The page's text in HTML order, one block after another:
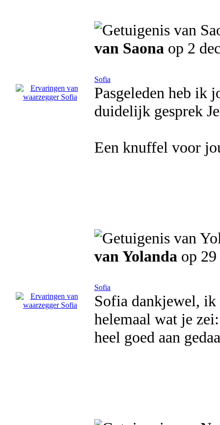
van Saona op 2
Sofia
Pasgeleden heb ik
duidelijk gesprek
Een knuffel voor
van Yolanda op
Sofia
Sofia dankjewel, ik
helemaal wat je
heel goed aan